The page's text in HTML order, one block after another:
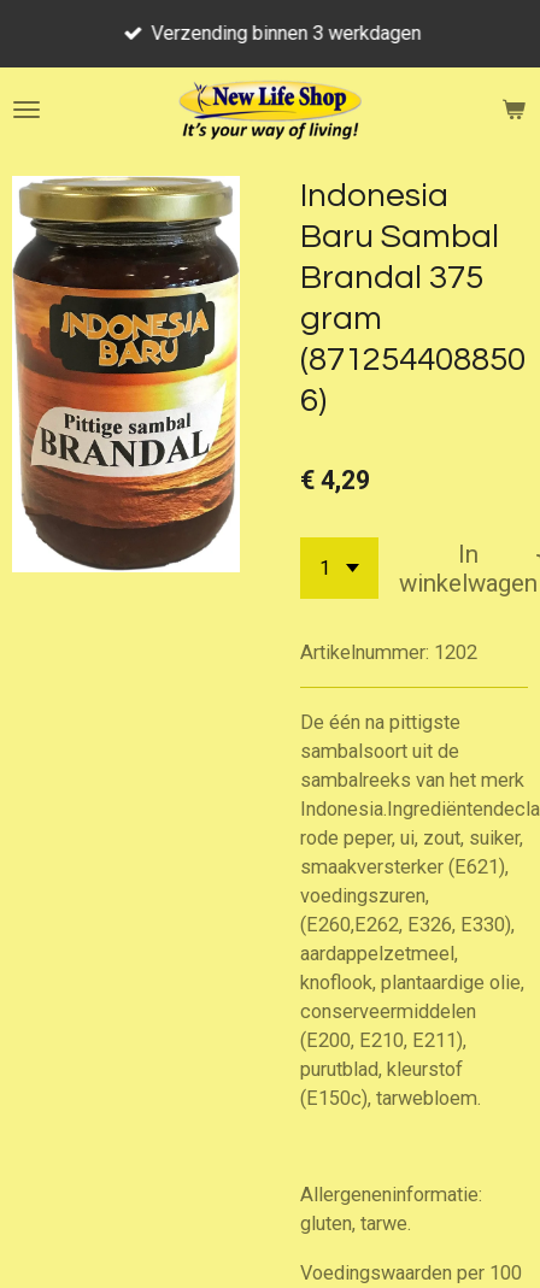
de
Verzending binnen 3 werkdagen
Indonesia
Baru Sambal
Brandal 375
gram
(871254408850
6)
€ 4,29
In
winkelwagen
Artikelnummer: 1202
De één na pittigste
sambalsoort uit de
sambalreeks van het merk
Indonesia.
rode peper, ui, zout, suiker,
smaakversterker (E621),
voedingszuren,
(E260,E262, E326, E330),
aardappelzetmeel,
knoflook, plantaardige olie,
conserveermiddelen
(E200, E210, E211),
purutblad, kleurstof
(E150c), tarwebloem.
Allergeneninformatie:
gluten, tarwe.
Voedingswaarden per 100